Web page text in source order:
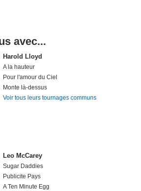
avec...
Harold Lloyd
A la hauteur
Pour l'amour du Ciel
Monte là-dessus
Voir tous leurs tournages communs
Leo McCarey
Sugar Daddies
Publicite Pays
A Ten Minute Egg